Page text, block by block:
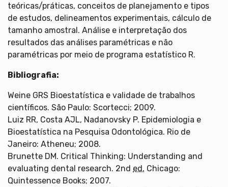
teóricas/práticas, conceitos de planejamento e tipos
de estudos, delineamentos experimentais, cálculo de
tamanho amostral. Análise e interpretação dos
resultados das análises paramétricas e não
paramétricas por meio de programa estatístico R.
Bibliografia:
Weine GRS Bioestatística e validade de trabalhos
científicos. São Paulo: Scortecci; 2009.
Luiz RR, Costa AJL, Nadanovsky P. Epidemiologia e
Bioestatística na Pesquisa Odontológica. Rio de
Janeiro: Atheneu; 2008.
Brunette DM. Critical Thinking: Understanding and
evaluating dental research. 2nd ed. Chicago:
Quintessence Books; 2007.